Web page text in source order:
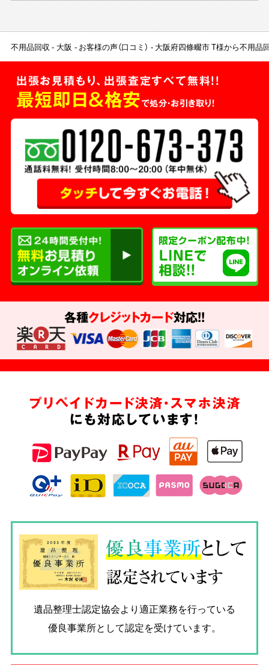
不用品回収 大阪 お客様の声（口コミ） 大阪府四條畷市 T様から不用品
出張お見積もり、出張査定すべて無料!!
最短即日＆格安で処分・お引き取り！
各種クレジットカード対応!!
プリペイドカード決済・スマホ決済
にも対応しています!
優良事業所として
認定されています
遺品整理士認定協会より適正業務を行っている
優良事業所として認定を受けています。